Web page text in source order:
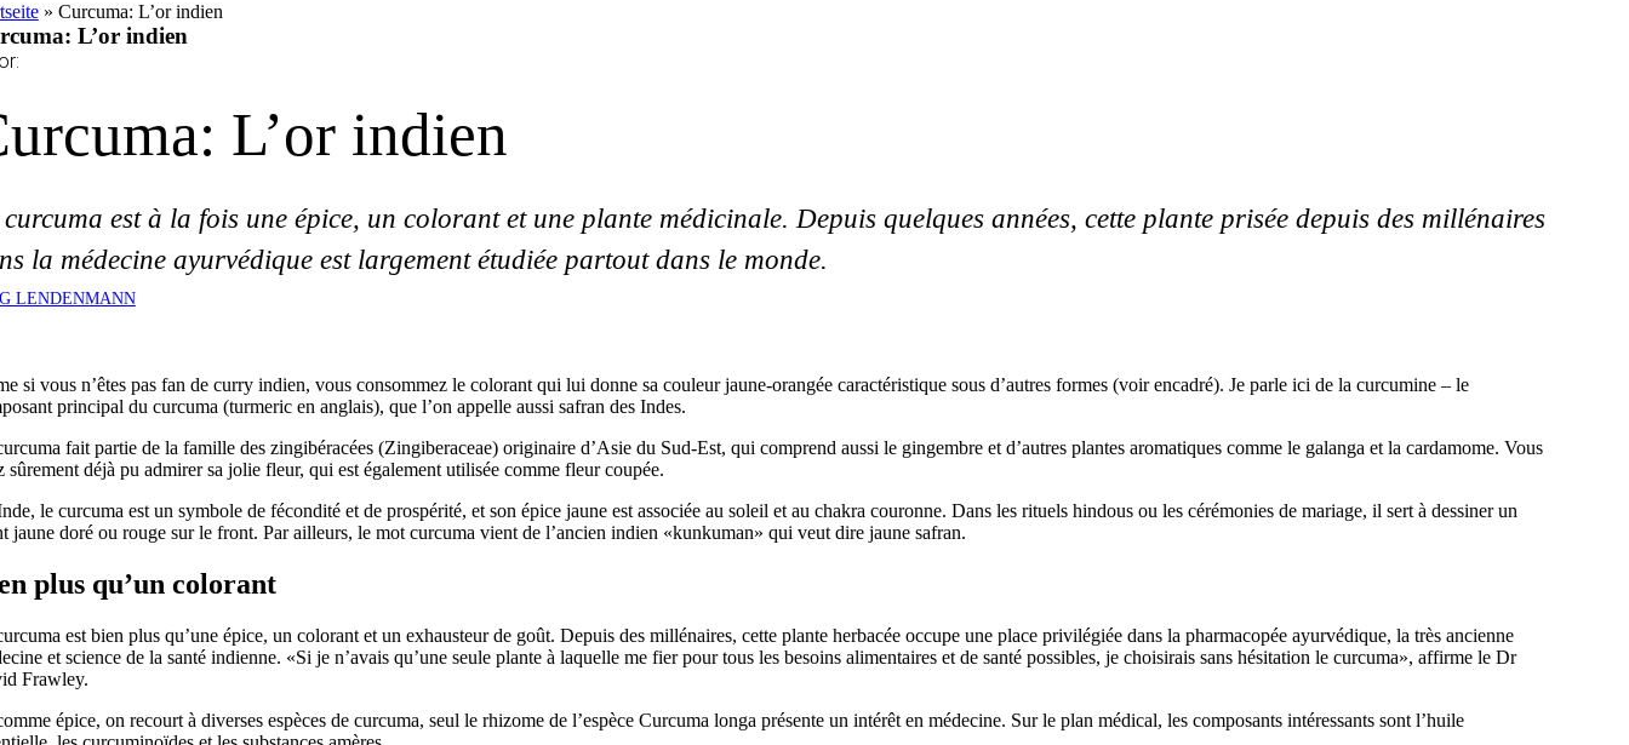
» Curcuma: L’or indien
L’or indien
L’or indien
est à la fois une épice, un colorant et une plante médicinale. Depuis quelques années, cette plante prisée depuis des millénaires
la médecine ayurvédique est largement étudiée partout dans le monde.
LENDENMANN
si vous n’êtes pas fan de curry indien, vous consommez le colorant qui lui donne sa couleur jaune-orangée caractéristique sous d’autres formes (voir encadré). Je parle ici de la curcumine – le
principal du curcuma (turmeric en anglais), que l’on appelle aussi safran des Indes.
fait partie de la famille des zingibéracées (Zingiberaceae) originaire d’Asie du Sud-Est, qui comprend aussi le gingembre et d’autres plantes aromatiques comme le galanga et la cardamome. Vous
sûrement déjà pu admirer sa jolie fleur, qui est également utilisée comme fleur coupée.
le curcuma est un symbole de fécondité et de prospérité, et son épice jaune est associée au soleil et au chakra couronne. Dans les rituels hindous ou les cérémonies de mariage, il sert à dessiner un
jaune doré ou rouge sur le front. Par ailleurs, le mot curcuma vient de l’ancien indien «kunkuman» qui veut dire jaune safran.
plus qu’un colorant
est bien plus qu’une épice, un colorant et un exhausteur de goût. Depuis des millénaires, cette plante herbacée occupe une place privilégiée dans la pharmacopée ayurvédique, la très ancienne
et science de la santé indienne. «Si je n’avais qu’une seule plante à laquelle me fier pour tous les besoins alimentaires et de santé possibles, je choisirais sans hésitation le curcuma», affirme le Dr
Frawley.
épice, on recourt à diverses espèces de curcuma, seul le rhizome de l’espèce Curcuma longa présente un intérêt en médecine. Sur le plan médical, les composants intéressants sont l’huile